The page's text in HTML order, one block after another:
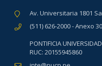
Av. Universitaria 1801
(511) 626-2000 - Anexo
PONTIFICIA
RUC: 20155945860